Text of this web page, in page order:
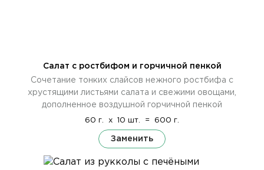
Салат с ростбифом и горчичной пенкой
Сочетание тонких слайсов нежного ростбифа с
хрустящими листьями салата и свежими овощами,
дополненное воздушной горчичной пенкой
60 г. x 10 шт. = 600 г.
Заменить